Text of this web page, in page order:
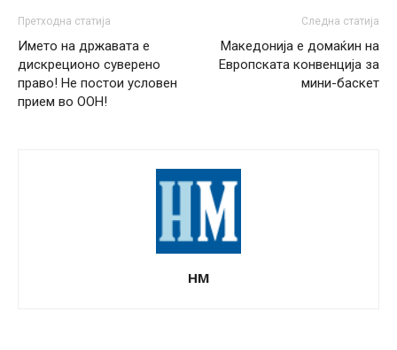
Претходна статија
Името на државата е
дискреционо суверено
право! Не постои условен
прием во ООН!
Следна статија
Македонија е домаќин на
Европската конвенција за
мини-баскет
НМ